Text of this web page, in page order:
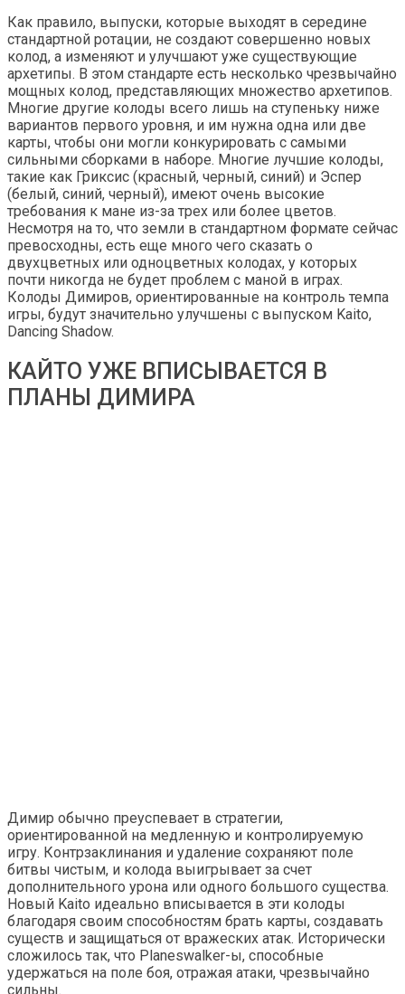
Как правило, выпуски, которые выходят в середине
стандартной ротации, не создают совершенно новых
колод, а изменяют и улучшают уже существующие
архетипы. В этом стандарте есть несколько чрезвычайно
мощных колод, представляющих множество архетипов.
Многие другие колоды всего лишь на ступеньку ниже
вариантов первого уровня, и им нужна одна или две
карты, чтобы они могли конкурировать с самыми
сильными сборками в наборе. Многие лучшие колоды,
такие как Гриксис (красный, черный, синий) и Эспер
(белый, синий, черный), имеют очень высокие
требования к мане из-за трех или более цветов.
Несмотря на то, что земли в стандартном формате сейчас
превосходны, есть еще много чего сказать о
двухцветных или одноцветных колодах, у которых
почти никогда не будет проблем с маной в играх.
Колоды Димиров, ориентированные на контроль темпа
игры, будут значительно улучшены с выпуском Kaito,
Dancing Shadow.
КАЙТО УЖЕ ВПИСЫВАЕТСЯ В
ПЛАНЫ ДИМИРА
Димир обычно преуспевает в стратегии,
ориентированной на медленную и контролируемую
игру. Контрзаклинания и удаление сохраняют поле
битвы чистым, и колода выигрывает за счет
дополнительного урона или одного большого существа.
Новый Kaito идеально вписывается в эти колоды
благодаря своим способностям брать карты, создавать
существ и защищаться от вражеских атак. Исторически
сложилось так, что Planeswalker-ы, способные
удержаться на поле боя, отражая атаки, чрезвычайно
сильны.